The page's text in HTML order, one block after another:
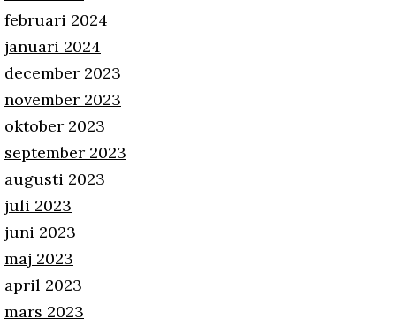
februari 2024
januari 2024
december 2023
november 2023
oktober 2023
september 2023
augusti 2023
juli 2023
juni 2023
maj 2023
april 2023
mars 2023